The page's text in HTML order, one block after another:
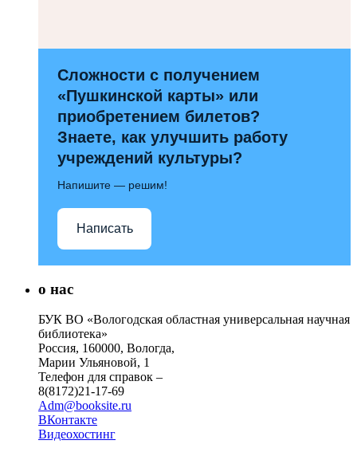
Сложности с получением
«Пушкинской карты» или
приобретением билетов?
Знаете, как улучшить работу
учреждений культуры?
Напишите — решим!
Написать
о нас
БУК ВО «Вологодская областная универсальная научная
библиотека»
Россия, 160000, Вологда,
Марии Ульяновой, 1
Телефон для справок –
8(8172)21-17-69
Adm@booksite.ru
ВКонтакте
Видеохостинг